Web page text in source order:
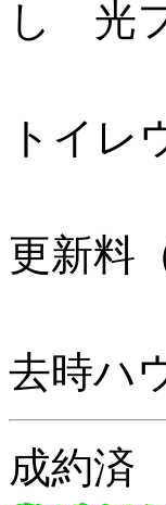
し 光
フレ
トイレ
更新料
去時ハ
成約済